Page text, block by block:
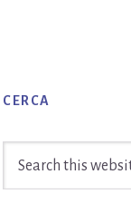
Primary
Sidebar
CERCA